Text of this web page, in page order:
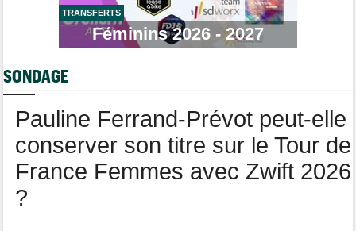
Tour de France Femmes
Lilan Calmejane: "Ferrand-Prévot nous raconte des salades…"
accident
TRANSFERTS
Féminins 2026 - 2027
SONDAGE
Pauline Ferrand-Prévot peut-elle
conserver son titre sur le Tour de
France Femmes avec Zwift 2026
?